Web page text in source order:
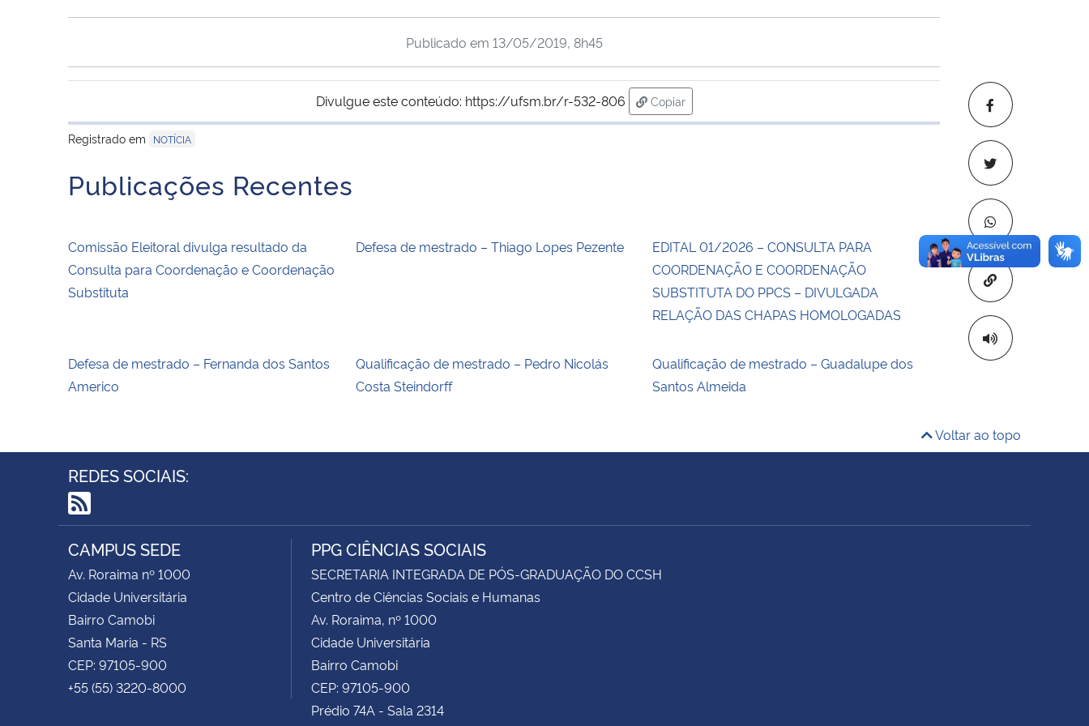
Copiar para
Publicado em 13/05/2019, 8h45
Divulgue este conteúdo: https://ufsm.br/r-532-806
Copiar
para área de transferência
Registrado em
NOTÍCIA
Publicações Recentes
Comissão Eleitoral divulga resultado da
Consulta para Coordenação e Coordenação
Substituta
Defesa de mestrado – Thiago Lopes Pezente
EDITAL 01/2026 – CONSULTA PARA
COORDENAÇÃO E COORDENAÇÃO
SUBSTITUTA DO PPCS – DIVULGADA
RELAÇÃO DAS CHAPAS HOMOLOGADAS
Defesa de mestrado – Fernanda dos Santos
Americo
Qualificação de mestrado – Pedro Nicolás
Costa Steindorff
Qualificação de mestrado – Guadalupe dos
Santos Almeida
Voltar ao topo
REDES SOCIAIS:
RSS
CAMPUS SEDE
Av. Roraima nº 1000
Cidade Universitária
Bairro Camobi
Santa Maria - RS
CEP: 97105-900
+55 (55) 3220-8000
PPG CIÊNCIAS SOCIAIS
SECRETARIA INTEGRADA DE PÓS-GRADUAÇÃO DO CCSH
Centro de Ciências Sociais e Humanas
Av. Roraima, nº 1000
Cidade Universitária
Bairro Camobi
CEP: 97105-900
Prédio 74A - Sala 2314